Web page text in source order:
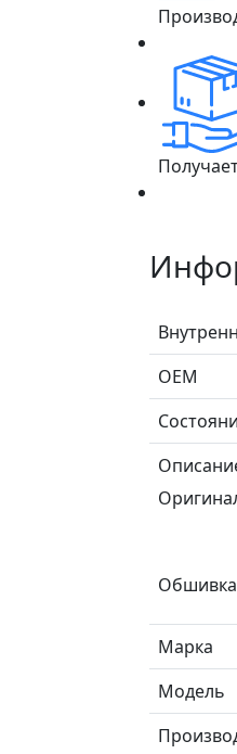
ОЕМ
Обшивка
Марка
Модель